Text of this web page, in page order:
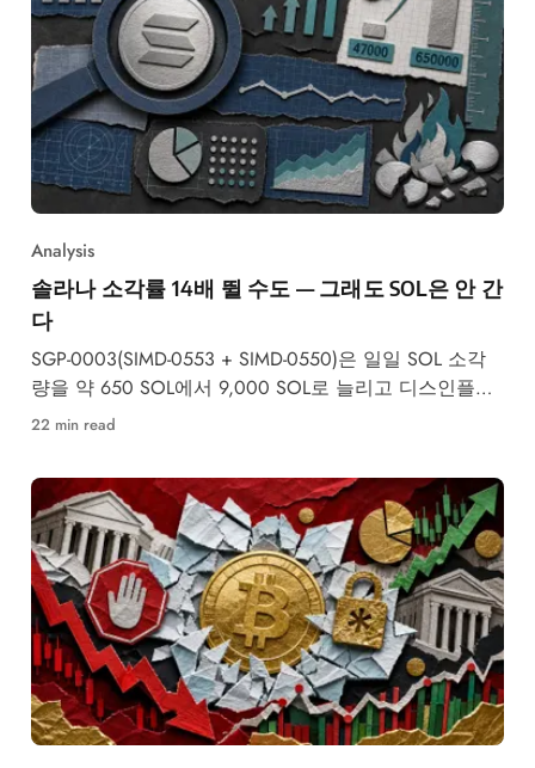
Analysis
솔라나 소각률 14배 뛸 수도 — 그래도 SOL은 안 간
다
SGP-0003(SIMD-0553 + SIMD-0550)은 일일 SOL 소각
량을 약 650 SOL에서 9,000 SOL로 늘리고 디스인플레
이션 속도를 2배로 높입니다 —
22 min read